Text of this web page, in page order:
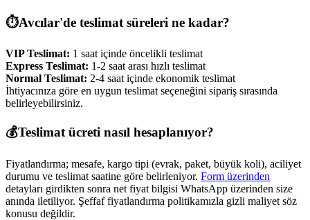
⏱️Avcılar'de teslimat süreleri ne kadar?
VIP Teslimat: 1 saat içinde öncelikli teslimat
Express Teslimat: 1-2 saat arası hızlı teslimat
Normal Teslimat: 2-4 saat içinde ekonomik teslimat
İhtiyacınıza göre en uygun teslimat seçeneğini sipariş sırasında
belirleyebilirsiniz.
💰Teslimat ücreti nasıl hesaplanıyor?
Fiyatlandırma; mesafe, kargo tipi (evrak, paket, büyük koli), aciliyet
durumu ve teslimat saatine göre belirleniyor. Form üzerinden
detayları girdikten sonra net fiyat bilgisi WhatsApp üzerinden size
anında iletiliyor. Şeffaf fiyatlandırma politikamızla gizli maliyet söz
konusu değildir.